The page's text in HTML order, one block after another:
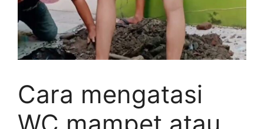
Cara mengatasi